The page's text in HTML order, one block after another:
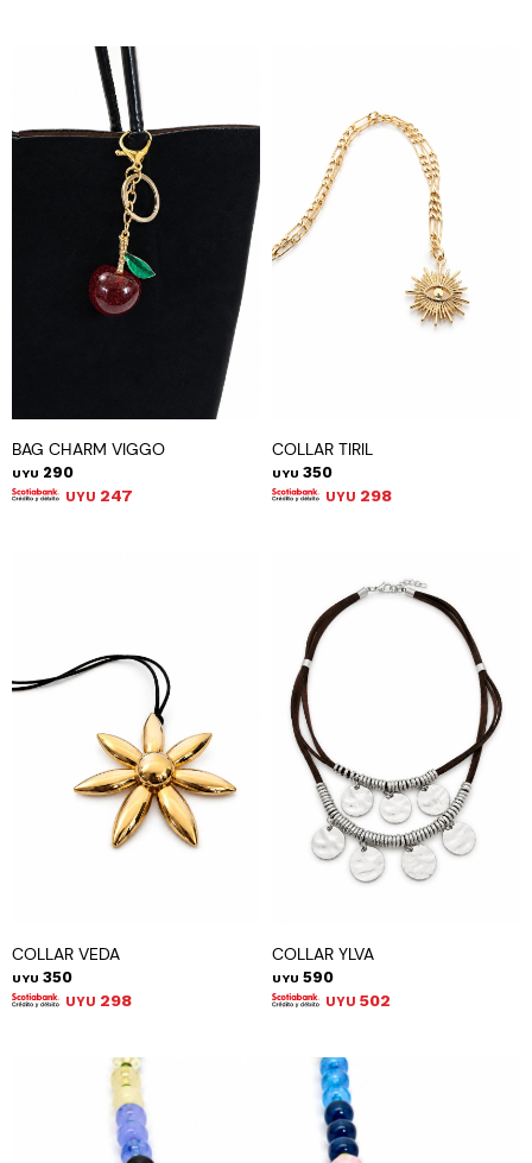
BAG CHARM VIGGO
UYU 290
UYU 247
COLLAR TIRIL
UYU 350
UYU 298
COLLAR VEDA
UYU 350
UYU 298
COLLAR YLVA
UYU 590
UYU 502